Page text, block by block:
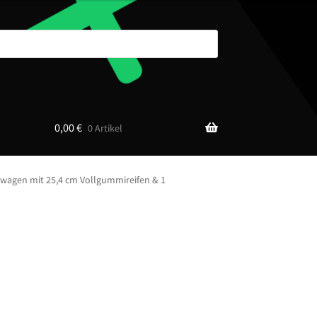
0,00€ 0 Artikel
mit 25,4 cm Vollgummireifen & 1